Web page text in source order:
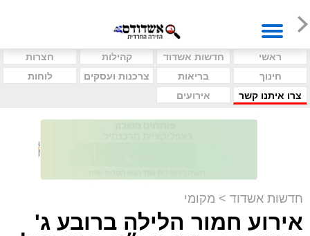
ראשי חדשות אשדוד קהילות
חצרות
חינוך
בריאות צרכנות ועסקים
לוחות
צרו איתנו קשר
אירועים
חדשות אשדוד > מקומי
אירוע חמור הלילה ברובע ג'